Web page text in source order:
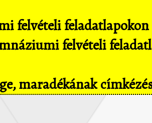
felvételi feladatlapokon
felvételi
maradékának